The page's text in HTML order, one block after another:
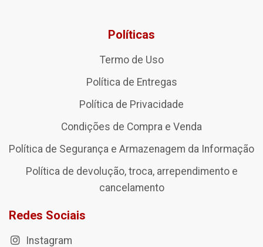
Políticas
Termo de Uso
Política de Entregas
Política de Privacidade
Condições de Compra e Venda
Política de Segurança e Armazenagem da Informação
Política de devolução, troca, arrependimento e
cancelamento
Redes Sociais
Instagram